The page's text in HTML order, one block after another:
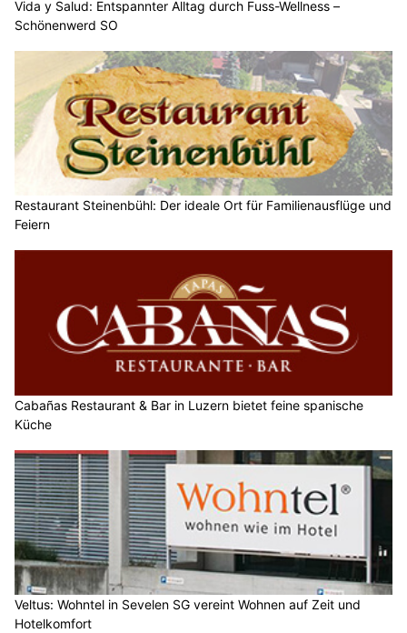
Vida y Salud: Entspannter Alltag durch Fuss-Wellness –
Schönenwerd SO
Restaurant Steinenbühl: Der ideale Ort für Familienausflüge und
Feiern
Cabañas Restaurant & Bar in Luzern bietet feine spanische
Küche
Veltus: Wohntel in Sevelen SG vereint Wohnen auf Zeit und
Hotelkomfort